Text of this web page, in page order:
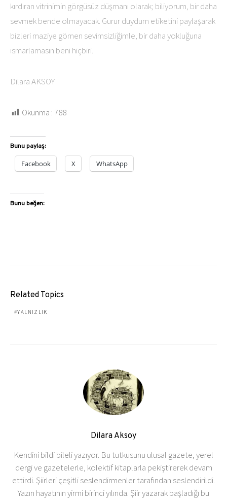
kırdıran vitrinimin görgüsüz düşmanı olarak; biliyorum, bir daha
sevmek bende olmayacak. Gurur duydum etiketini paylaşarak
bizleri maziye gömen sevimsizliğimle, bir daha yokluğuna
ısmarlamasın beni hiçbiri.
Dilara AKSOY
Okunma :788
Bunu paylaş:
Facebook X WhatsApp
Bunu beğen:
Related Topics
YALNIZLIK
Dilara Aksoy
Kendini bildi bileli yazıyor. Bu tutkusunu ulusal gazete, yerel
dergi ve gazetelerle, kolektif kitaplarla pekiştirerek devam
ettirdi. Şiirleri çeşitli seslendirmenler tarafından seslendirildi.
Yazın hayatının yirmi birinci yılında. Şiir yazarak başladığı bu